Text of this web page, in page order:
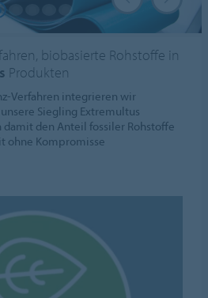
biobasierte Rohstoffe in
Produkten
Verfahren integrieren wir
Siegling Extremultus
den Anteil fossiler Rohstoffe
ohne Kompromisse